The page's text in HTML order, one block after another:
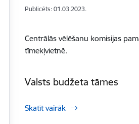
Publicēts: 01.03.2023.
Centrālās vēlēšanu komisijas
tīmekļvietnē.
Valsts budžeta tāmes
Skatīt vairāk